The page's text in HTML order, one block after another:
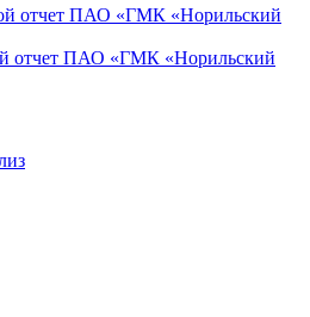
отчет ПАО «ГМК «Норильский
отчет ПАО «ГМК «Норильский